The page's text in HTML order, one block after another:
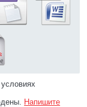
Напишите